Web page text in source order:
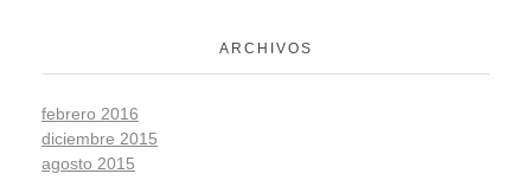
ARCHIVOS
febrero 2016
diciembre 2015
agosto 2015